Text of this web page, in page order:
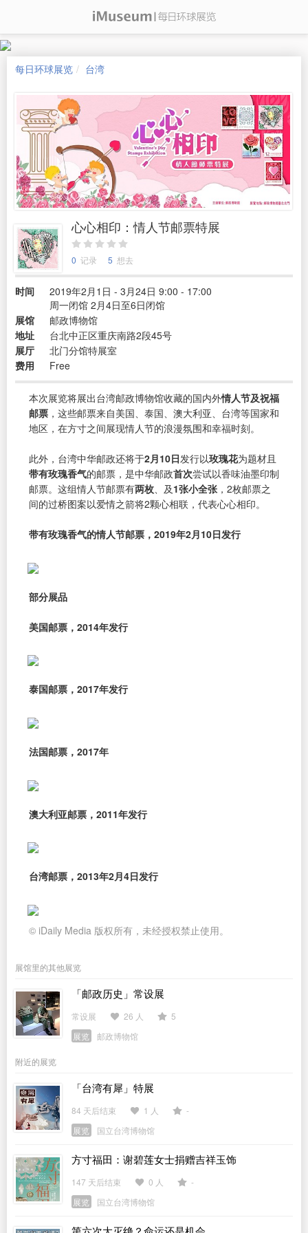
每日环球展览 台湾
心心相印：情人节邮票特展
0 记录 5 想去
时间
2019年2月1日 - 3月24日 9:00 - 17:00
周一闭馆 2月4日至6日闭馆
展馆
邮政博物馆
地址
台北中正区重庆南路2段45号
展厅
北门分馆特展室
费用
Free
本次展览将展出台湾邮政博物馆收藏的国内外情人节及祝福
邮票 ，这些邮票来自美国、泰国、澳大利亚、台湾等国家和
地区，在方寸之间展现情人节的浪漫氛围和幸福时刻。
此外，台湾中华邮政还将于2月10日发行以玫瑰花为题材且
带有玫瑰香气的邮票，是中华邮政首次尝试以香味油墨印制
邮票。这组情人节邮票有两枚 、及1张小全张 ，2枚邮票之
间的过桥图案以爱情之箭将2颗心相联，代表心心相印。
带有玫瑰香气的情人节邮票，2019年2月10日发行
部分展品
美国邮票，2014年发行
泰国邮票，2017年发行
法国邮票，2017年
澳大利亚邮票，2011年发行
台湾邮票，2013年2月4日发行
© iDaily Media 版权所有，未经授权禁止使用。
展馆里的其他展览
「邮政历史」常设展
常设展 26 人
5
展览
邮政博物馆
附近的展览
「台湾有犀」特展
84 天后结束 1 人
-
展览
国立台湾博物馆
方寸福田：谢碧莲女士捐赠吉祥玉饰
147 天后结束 0 人
-
展览
国立台湾博物馆